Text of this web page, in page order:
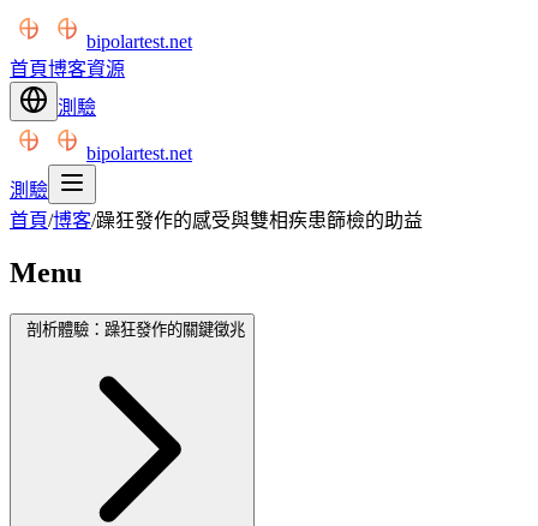
bipolartest.net
首頁博客資源
測驗
bipolartest.net
測驗
首頁/博客/躁狂發作的感受與雙相疾患篩檢的助益
Menu
剖析體驗：躁狂發作的關鍵徵兆